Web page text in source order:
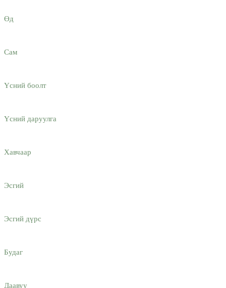
Өд
Сам
Үсний боолт
Үсний даруулга
Хавчаар
Эсгий
Эсгий дүрс
Будаг
Даавуу